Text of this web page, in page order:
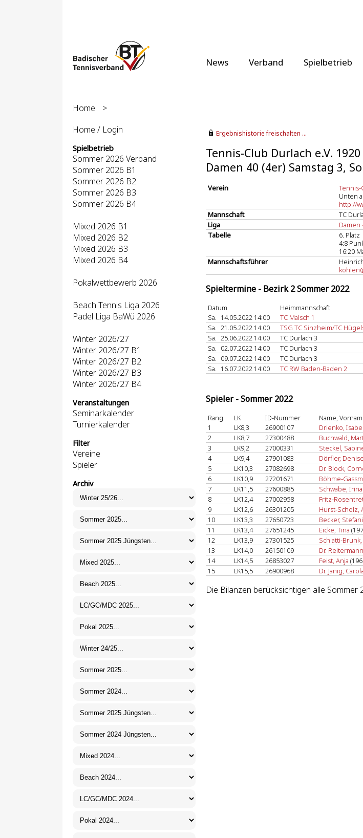
News Verband Spielbetrieb
Home
>
Home / Login
Spielbetrieb
Sommer 2026 Verband
Sommer 2026 B1
Sommer 2026 B2
Sommer 2026 B3
Sommer 2026 B4
Mixed 2026 B1
Mixed 2026 B2
Mixed 2026 B3
Mixed 2026 B4
Pokalwettbewerb 2026
Beach Tennis Liga 2026
Padel Liga BaWü 2026
Winter 2026/27
Winter 2026/27 B1
Winter 2026/27 B2
Winter 2026/27 B3
Winter 2026/27 B4
Veranstaltungen
Seminarkalender
Turnierkalender
Filter
Vereine
Spieler
Archiv
Ergebnishistorie freischalten ...
Tennis-Club Durlach e.V. 1920
Damen 40 (4er) Samstag 3,
Verein
Tennis-
Unten
http://
Mannschaft
TC
Liga
Damen
Tabelle
6. Platz
4:8
16:20
Mannschaftsführer
Spieltermine - Bezirk 2 Sommer 2022
Datum Heimmannschaft
Sa. 14.05.2022 14:00 TC Malsch 1
Sa. 21.05.2022 14:00 TSG TC Sinzheim/TC
Sa. 25.06.2022 14:00 TC Durlach 3
Sa. 02.07.2022 14:00 TC Durlach 3
Sa. 09.07.2022 14:00 TC Durlach 3
Sa. 16.07.2022 14:00 TC RW Baden-Baden 2
Spieler - Sommer 2022
Rang LK ID-Nummer Name,
1
LK8,3 26900107 Drienko, Isabel
2
LK8,7 27300488 Buchwald,
3
LK9,2 27000331 Steckel,
4
LK9,4 27901083 Dörfler, Denise
5
LK10,3 27082698 Dr. Block,
6
LK10,9 27201671 Böhme-
7
LK11,5 27600885 Schwabe, Irina
8
LK12,4 27002958 Fritz-
9
LK12,6 26301205 Hurst-Scholz,
10
LK13,3 27650723 Becker,
11
LK13,4 27651245 Eicke, Tina
12
LK13,9 27301525 Schiatti-
13
LK14,0 26150109 Dr.
14
LK14,5 26853027 Feist, Anja
15
LK15,5 26900968 Dr. Jänig, Carola
Die Bilanzen berücksichtigen alle Sommer